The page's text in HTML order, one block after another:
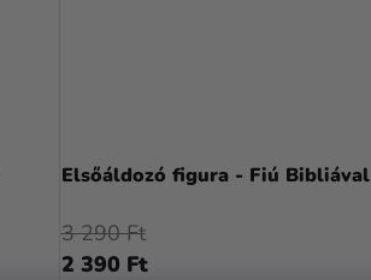
Elsőáldozó figura - Fiú Bibliával
2 390 Ft
3 290 Ft